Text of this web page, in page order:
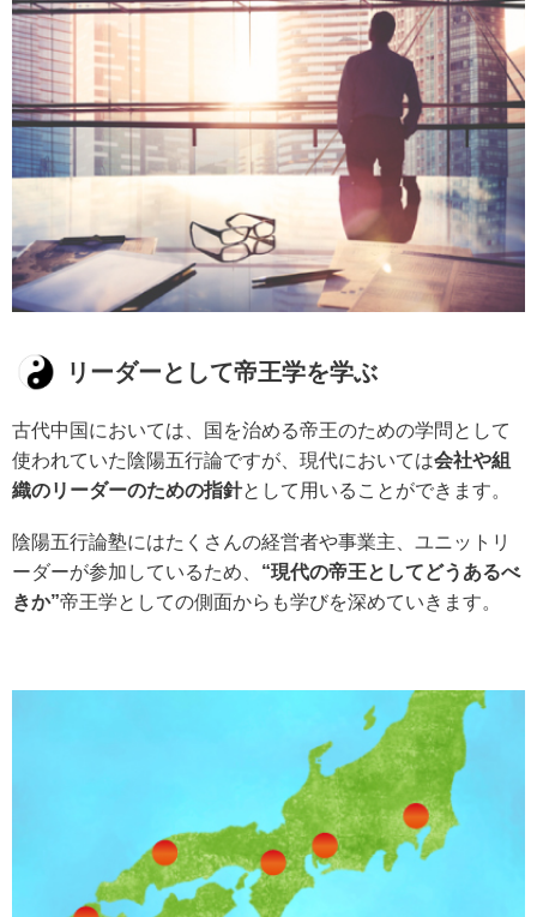
リーダーとして帝王学を学ぶ
古代中国においては、国を治める帝王のための学問として
使われていた陰陽五行論ですが、現代においては会社や組
織のリーダーのための指針として用いることができます。
陰陽五行論塾にはたくさんの経営者や事業主、ユニットリ
ーダーが参加しているため、 “現代の帝王としてどうあるべ
きか”帝王学としての側面からも学びを深めていきます。